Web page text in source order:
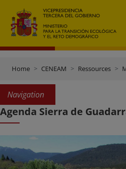
Home CENEAM Ressources
Navigation
Agenda Sierra de